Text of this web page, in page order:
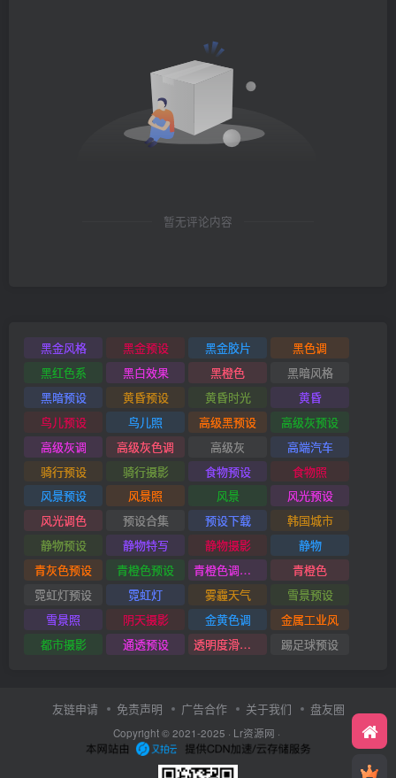
暂无评论内容
黑金风格 黑金预设 黑金胶片
黑色调
黑红色系
黑白效果 黑橙色
黑暗风格
黑暗预设
黄昏预设 黄昏时光
黄昏
鸟儿预设
鸟儿照 高级黑预设
高级灰预设
高级灰调
高级灰色调 高级灰
高端汽车
骑行预设
骑行摄影 食物预设
食物照
风景预设
风景照 风景
风光预设
风光调色
预设合集 预设下载
韩国城市
静物预设
静物特写 静物摄影
静物
青灰色预设
青橙色预设 青橙色调预设
青橙色
霓虹灯预设
霓虹灯 雾霾天气
雪景预设
雪景照
阴天摄影 金黄色调
金属工业风
都市摄影
通透预设 透明度滑块插件 踢足球预设
友链申请 免责声明 广告合作 关于我们 盘友圈
Copyright © 2021-2025 · Lr资源网 ·